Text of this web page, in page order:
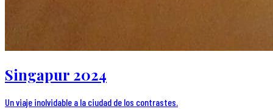
Singapur 2024
Un viaje inolvidable a la ciudad de los contrastes.